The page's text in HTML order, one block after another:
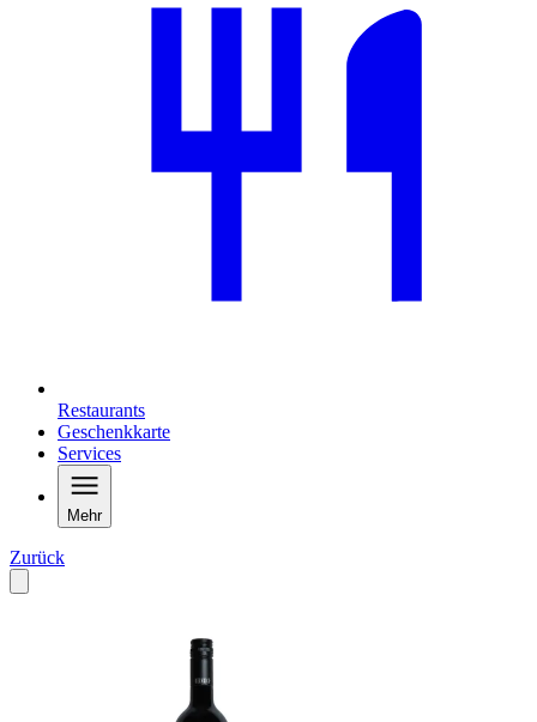
Restaurants
Geschenkkarte
Services
Mehr
Zurück